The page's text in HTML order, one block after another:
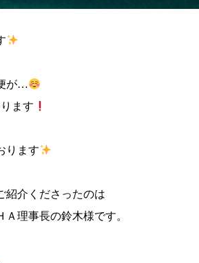
が…
ます
ります
紹介くださったのは
理事長の鈴木様です。